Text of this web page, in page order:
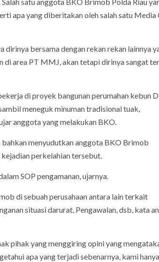
apa yang diberitakan oleh salah satu Media
bersama dengan rekan rekan lainnya
di area PT MMJ, akan tetapi dirinya sangat
di proyek bangunan perumahan kebun
meneguk minuman tradisional tuak,
anggota yang melakukan BKO.
menyudutkan anggota BKO Brimob
perkelahian tersebut.
SOP pengamanan, ujarnya.
di sebuah perusahaan antara lain terkait
situasi darurat, Pengawalan, dsb, kata
pihak yang menggiring opini yang
apa yang terjadi sebenarnya, kami hanya